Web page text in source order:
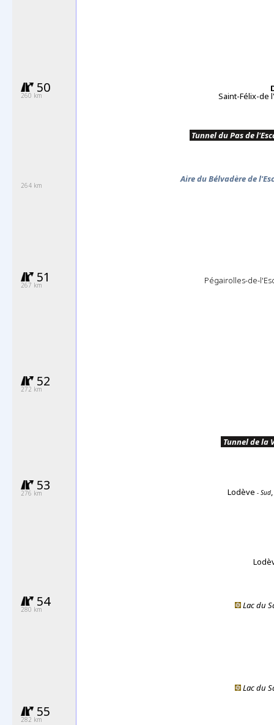
50
260 km Saint-Félix-de
Tunnel du Pas de
264 km
Aire du Bélvadère de
51
267 km Pégairolles-de-
52
272 km
Tunnel de la
53
276 km Lodève - Sud
54
280 km Lac du
Lac du
55
282 km